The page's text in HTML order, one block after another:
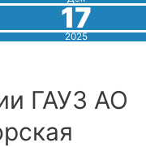
17
2025
ГАУЗ АО